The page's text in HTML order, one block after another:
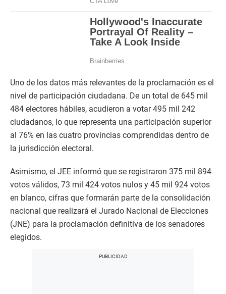
Uno de los datos más relevantes de la proclamación es el
nivel de participación ciudadana. De un total de 645 mil
484 electores hábiles, acudieron a votar 495 mil 242
ciudadanos, lo que representa una participación superior
al 76% en las cuatro provincias comprendidas dentro de
la jurisdicción electoral.
Asimismo, el JEE informó que se registraron 375 mil 894
votos válidos, 73 mil 424 votos nulos y 45 mil 924 votos
en blanco, cifras que formarán parte de la consolidación
nacional que realizará el Jurado Nacional de Elecciones
(JNE) para la proclamación definitiva de los senadores
elegidos.